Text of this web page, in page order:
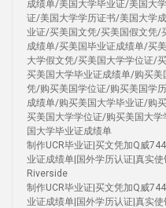
成绩单/美国大学毕业证/美国大
证/美国大学学历证书/美国大学
业证/买美国文凭/买美国假文凭/
成绩单/买美国毕业证成绩单/买
大学假文凭/买美国大学学位证/
买美国大学毕业证成绩单/购买
凭/购买美国学位证/购买美国学
成绩单/购买美国大学毕业证/购
买美国大学学位证/购买美国大
国大学毕业证成绩单
制作UCR毕业证|买文凭加Q威
业证成绩单|国外学历认证|真实
Riverside
制作UCR毕业证|买文凭加Q威
业证成绩单|国外学历认证|真实